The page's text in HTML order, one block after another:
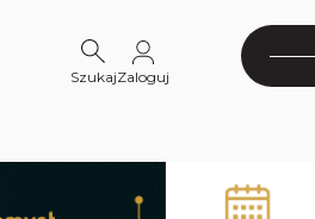
SzukajZaloguj